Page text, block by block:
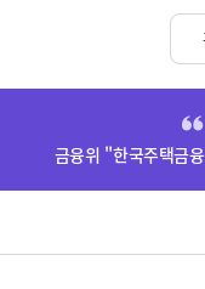
배
영
금융위 "한국주택금